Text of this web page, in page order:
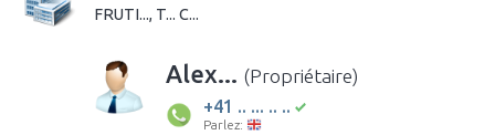
FRUTI..., T... C...
Alex... (Propriétaire)
+41 .. ... .. ..
Parlez: